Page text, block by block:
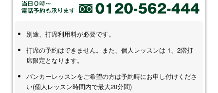
別途、打席利用料が必要です。
打席の予約はできません。また、個人レッスンは 1、2階打
席限定となります。
バンカーレッスンをご希望の方は予約時にお申し付けくださ
い(個人レッスン時間内で最大20分間)